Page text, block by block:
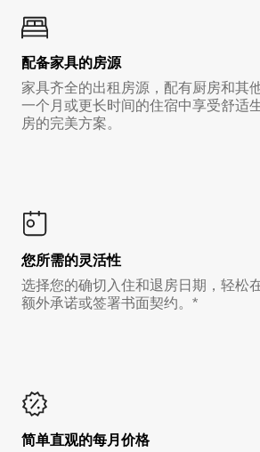
配备家具的房源
家具齐全的出租房源，配有厨房和其
一个月或更长时间的住宿中享受舒适
房的完美方案。
您所需的灵活性
选择您的确切入住和退房日期，轻松
额外承诺或签署书面契约。*
简单直观的每月价格